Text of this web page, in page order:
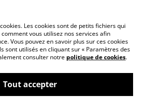
Conditions Générales
Cookies
de vos trésors
Les cookies sont de petits fichiers qui
vous utilisez nos services afin
Vous pouvez en savoir plus sur ces cookies
sont utilisés en cliquant sur « Paramètres des
consulter notre politique de cookies.
Tout accepter